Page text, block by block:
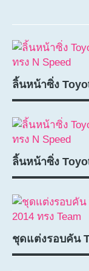
ลิ้นหน้าซิ่ง
ลิ้นหน้าซิ่ง
ชุดแต่งรอบคัน